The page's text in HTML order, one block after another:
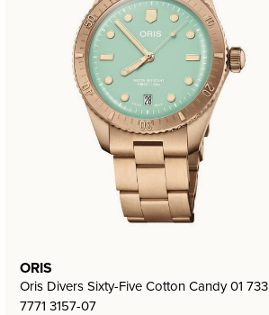
ORIS
Oris Divers Sixty-Five Cotton Candy 01 733
7771 3157-07